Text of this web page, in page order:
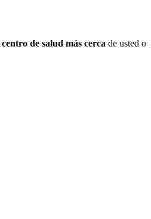
centro de salud más cerca de usted o